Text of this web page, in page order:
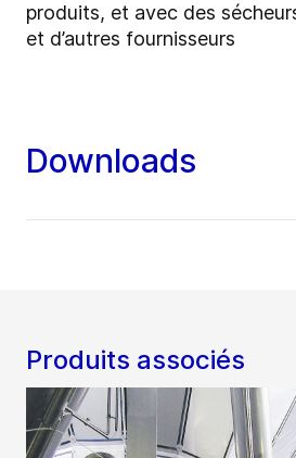
produits, et avec des
et d’autres fournisseurs
Downloads
Produits associés